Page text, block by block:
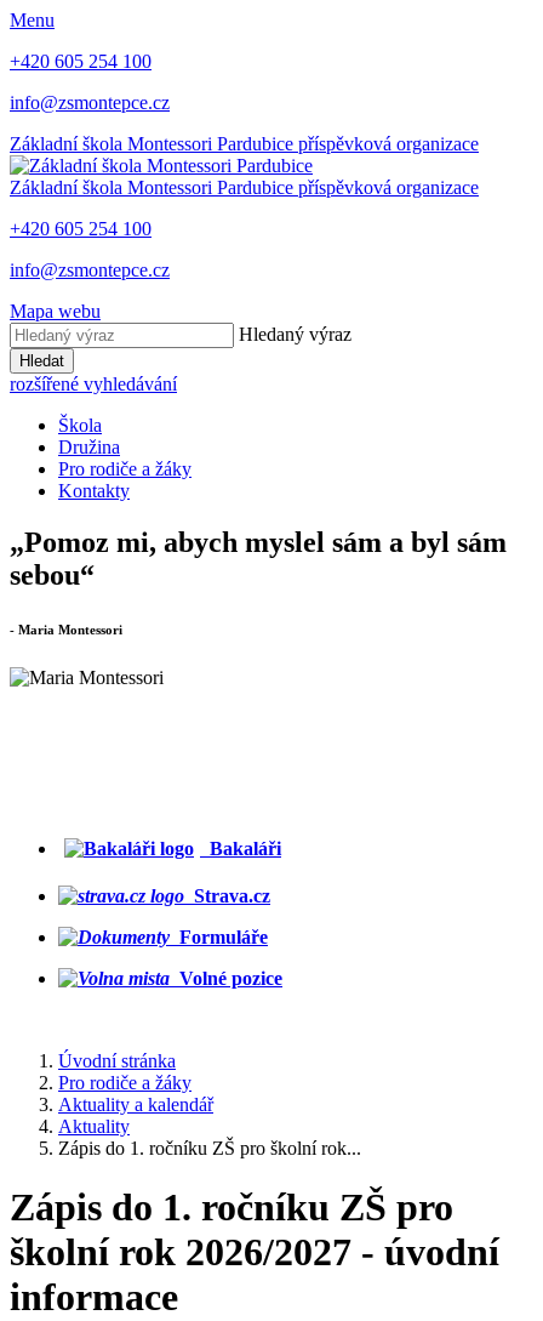
Menu
+420 605 254 100
info@zsmontepce.cz
Základní škola Montessori Pardubice příspěvková organizace
Základní škola Montessori Pardubice příspěvková organizace
+420 605 254 100
info@zsmontepce.cz
Mapa webu
Hledaný výraz
Hledat
rozšířené vyhledávání
Škola
Družina
Pro rodiče a žáky
Kontakty
„Pomoz mi, abych myslel sám a byl sám
sebou“
- Maria Montessori
Bakaláři
Strava.cz
Formuláře
Volné pozice
Úvodní stránka
Pro rodiče a žáky
Aktuality a kalendář
Aktuality
Zápis do 1. ročníku ZŠ pro školní rok...
Zápis do 1. ročníku ZŠ pro
školní rok 2026/2027 - úvodní
informace